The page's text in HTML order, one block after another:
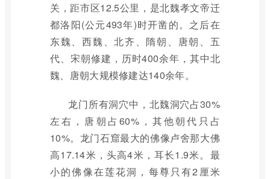
关，距市区12.5公里，是北魏孝文帝迁
都洛阳(公元493年)时开凿的。之后在
东魏、西魏、北齐、隋朝、唐朝、五
代、宋朝修建，历时400余年，其中北
魏、唐朝大规模修建达140余年。
龙门所有洞穴中，北魏洞穴占30%
左右，唐朝占60%，其他朝代只占
10%。龙门石窟最大的佛像卢舍那大佛
高17.14米，头高4米，耳长1.9米。最
小的佛像在莲花洞，每尊只有2厘米